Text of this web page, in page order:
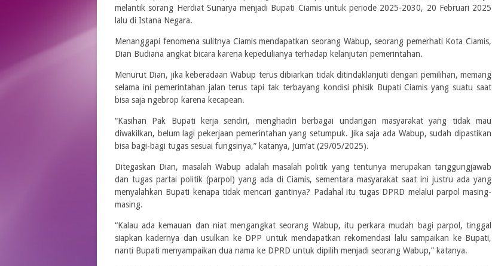
melantik sorang Herdiat Sunarya menjadi Bupati Ciamis untuk periode 2025-2030, 20 Februari 2025
lalu di Istana Negara.
Menanggapi fenomena sulitnya Ciamis mendapatkan seorang Wabup, seorang pemerhati Kota Ciamis,
Dian Budiana angkat bicara karena kepedulianya terhadap kelanjutan pemerintahan.
Menurut Dian, jika keberadaan Wabup terus dibiarkan tidak ditindaklanjuti dengan pemilihan, memang
selama ini pemerintahan jalan terus tapi tak terbayang kondisi phisik Bupati Ciamis yang suatu saat
bisa saja ngebrop karena kecapean.
“Kasihan Pak Bupati kerja sendiri, menghadiri berbagai undangan masyarakat yang tidak mau
diwakilkan, belum lagi pekerjaan pemerintahan yang setumpuk. Jika saja ada Wabup, sudah dipastikan
bisa bagi-bagi tugas sesuai fungsinya,” katanya, Jum’at (29/05/2025).
Ditegaskan Dian, masalah Wabup adalah masalah politik yang tentunya merupakan tanggungjawab
dan tugas partai politik (parpol) yang ada di Ciamis, sementara masyarakat saat ini justru ada yang
menyalahkan Bupati kenapa tidak mencari gantinya? Padahal itu tugas DPRD melalui parpol masing-
masing.
“Kalau ada kemauan dan niat mengangkat seorang Wabup, itu perkara mudah bagi parpol, tinggal
siapkan kadernya dan usulkan ke DPP untuk mendapatkan rekomendasi lalu sampaikan ke Bupati,
nanti Bupati menyampaikan dua nama ke DPRD untuk dipilih menjadi seorang Wabup,” katanya.